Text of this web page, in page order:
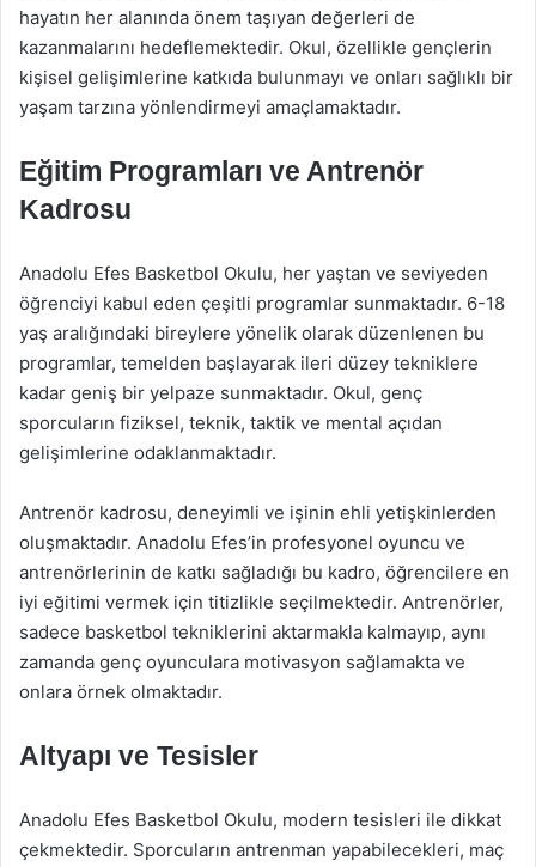
hayatın her alanında önem taşıyan değerleri de
kazanmalarını hedeflemektedir. Okul, özellikle gençlerin
kişisel gelişimlerine katkıda bulunmayı ve onları sağlıklı bir
yaşam tarzına yönlendirmeyi amaçlamaktadır.
Eğitim Programları ve Antrenör
Kadrosu
Anadolu Efes Basketbol Okulu, her yaştan ve seviyeden
öğrenciyi kabul eden çeşitli programlar sunmaktadır. 6-18
yaş aralığındaki bireylere yönelik olarak düzenlenen bu
programlar, temelden başlayarak ileri düzey tekniklere
kadar geniş bir yelpaze sunmaktadır. Okul, genç
sporcuların fiziksel, teknik, taktik ve mental açıdan
gelişimlerine odaklanmaktadır.
Antrenör kadrosu, deneyimli ve işinin ehli yetişkinlerden
oluşmaktadır. Anadolu Efes’in profesyonel oyuncu ve
antrenörlerinin de katkı sağladığı bu kadro, öğrencilere en
iyi eğitimi vermek için titizlikle seçilmektedir. Antrenörler,
sadece basketbol tekniklerini aktarmakla kalmayıp, aynı
zamanda genç oyunculara motivasyon sağlamakta ve
onlara örnek olmaktadır.
Altyapı ve Tesisler
Anadolu Efes Basketbol Okulu, modern tesisleri ile dikkat
çekmektedir. Sporcuların antrenman yapabilecekleri, maç